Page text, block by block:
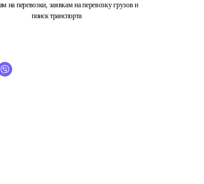
на перевозки, заявкам на перевозку грузов и
поиск транспорта